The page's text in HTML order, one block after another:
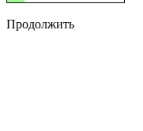
Продолжить